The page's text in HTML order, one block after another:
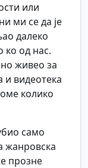
или
ми се да је
далеко
од нас.
живео за
и видеотека
колико
само
прозне